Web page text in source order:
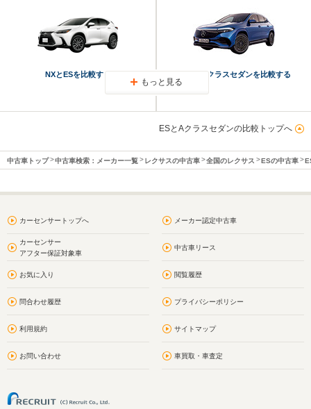
NXとESを比較する EQAとAクラスセダンを比較する
もっと見る
ESとAクラスセダンの比較トップへ
中古車トップ 中古車検索：メーカー一覧 レクサスの中古車 全国のレクサス ESの中古車
カーセンサートップへ メーカー認定中古車
カーセンサー
アフター保証対象車
中古車リース
お気に入り 閲覧履歴
問合わせ履歴 プライバシーポリシー
利用規約 サイトマップ
お問い合わせ 車買取・車査定